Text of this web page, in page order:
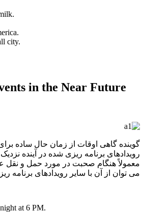
city.
in the Near Future
گوینده گاهی اوقات از زمان حال ساده
رویدادهای برنامه ریزی شده در آینده
معمولاً هنگام صحبت در مورد حمل و نقل
می توان از آن با سایر رویدادهای برنامه
at 6 PM.